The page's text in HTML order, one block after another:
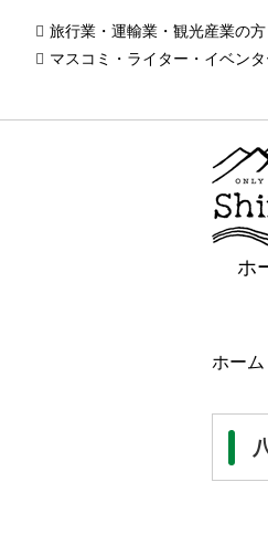
旅行業・運輸業・観光産業の方
マスコミ・ライター・イベン
ホ
ホーム